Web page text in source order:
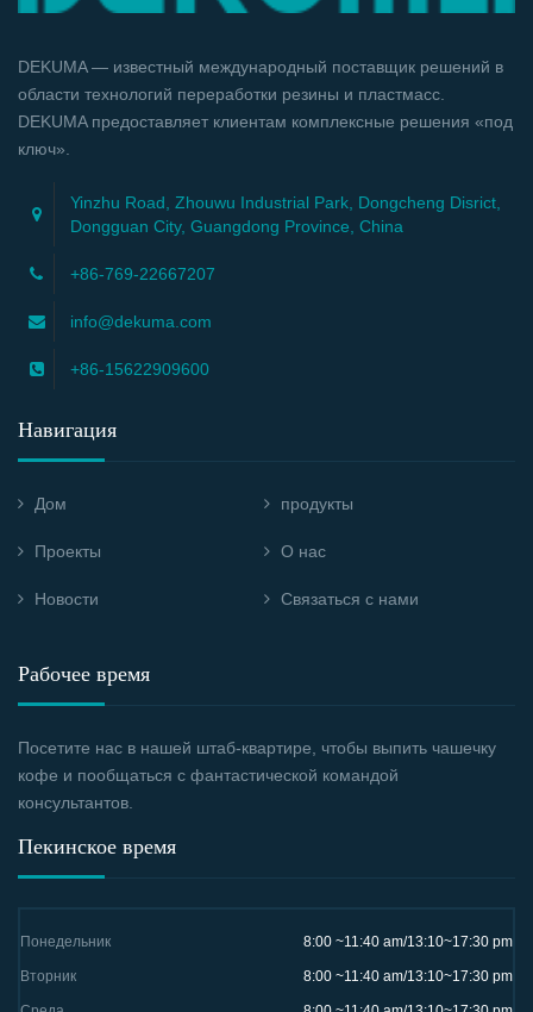
DEKUMA — известный международный поставщик решений в
области технологий переработки резины и пластмасс.
DEKUMA предоставляет клиентам комплексные решения «под
ключ».
Yinzhu Road, Zhouwu Industrial Park, Dongcheng Disrict,
Dongguan City, Guangdong Province, China
+86-769-22667207
info@dekuma.com
+86-15622909600
Навигация
Дом продукты
Проекты О нас
Новости Связаться с нами
Рабочее время
Посетите нас в нашей штаб-квартире, чтобы выпить чашечку
кофе и пообщаться с фантастической командой
консультантов.
Пекинское время
Понедельник 8:00 ~11:40 am/13:10~17:30 pm
Вторник 8:00 ~11:40 am/13:10~17:30 pm